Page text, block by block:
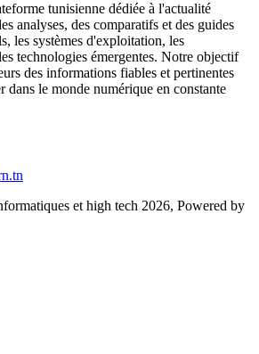
tunisienne dédiée à l'actualité
analyses, des comparatifs et des guides
les systèmes d'exploitation, les
technologies émergentes. Notre objectif
des informations fiables et pertinentes
dans le monde numérique en constante
et high tech 2026, Powered by